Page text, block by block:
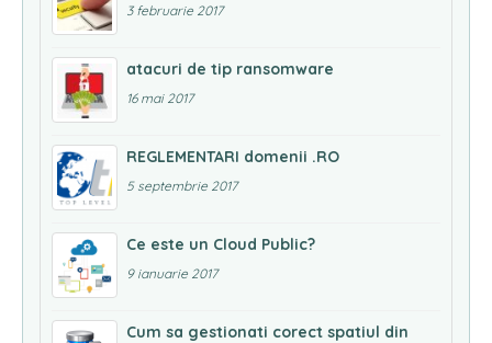
3 februarie 2017
atacuri de tip ransomware
16 mai 2017
REGLEMENTARI domenii .RO
5 septembrie 2017
Ce este un Cloud Public?
9 ianuarie 2017
Cum sa gestionati corect spatiul din